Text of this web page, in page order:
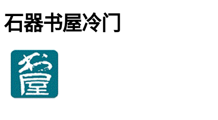
石器书屋冷门